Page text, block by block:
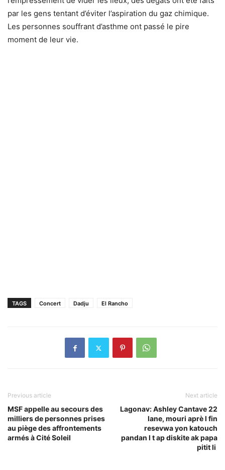
par les gens tentant d’éviter l’aspiration du gaz chimique.
Les personnes souffrant d’asthme ont passé le pire
moment de leur vie.
TAGS Concert Dadju El Rancho
Previous article
MSF appelle au secours des
milliers de personnes prises
au piège des affrontements
armés à Cité Soleil
Next article
Lagonav: Ashley Cantave 22
lane, mouri aprè l fin
resevwa yon katouch
pandan l t ap diskite ak papa
pitit li